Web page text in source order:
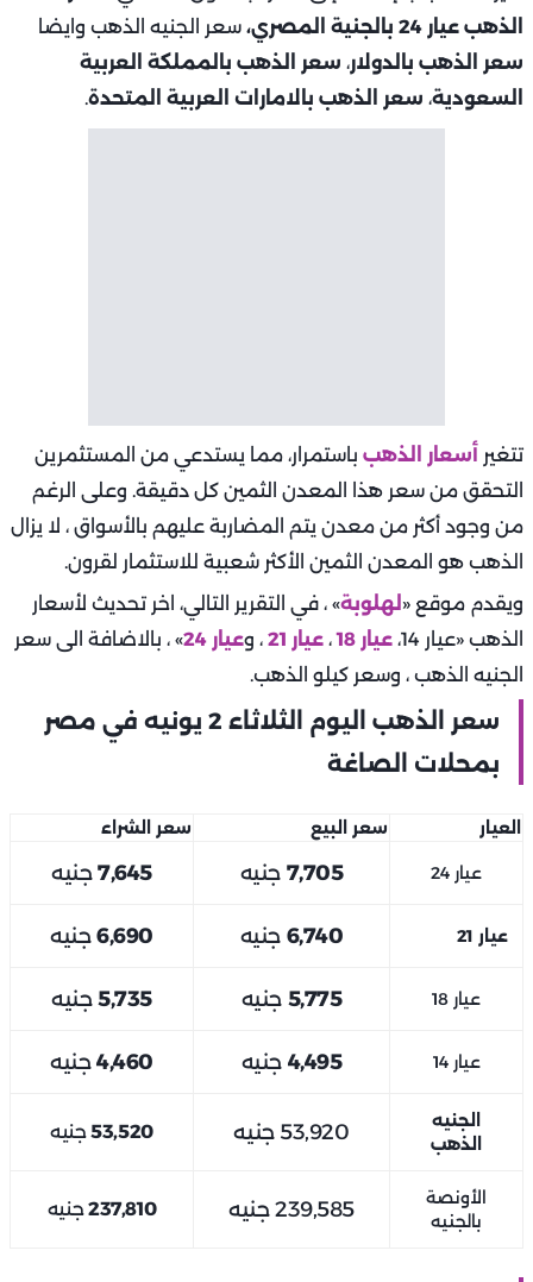
الذهب عيار 24 بالجنية المصري،
سعر الجنيه الذهب وايضا
سعر الذهب بالدولار، سعر الذهب بالمملكة العربية
السعودية، سعر الذهب بالامارات العربية المتحدة.
تتغير أسعار الذهب باستمرار، مما يستدعي من المستثمرين
التحقق من سعر هذا المعدن الثمين كل دقيقة. وعلى الرغم
من وجود أكثر من معدن يتم المضاربة عليهم بالأسواق ، لا يزال
الذهب هو المعدن الثمين الأكثر شعبية للاستثمار لقرون.
ويقدم موقع « لهلوبة» ، في التقرير التالي، اخر تحديث لأسعار
الذهب «عيار 14،
عيار 18 ، عيار 21 ، وعيار 24
» ، بالاضافة الى سعر
الجنيه الذهب ، وسعر كيلو الذهب.
سعر الذهب اليوم الثلاثاء 2 يونيه في مصر
بمحلات الصاغة
العيار سعر البيع سعر الشراء
عيار 24 7,705 جنيه 7,645 جنيه
عيار 21 6,740 جنيه 6,690 جنيه
عيار 18 5,775 جنيه 5,735 جنيه
عيار 14 4,495 جنيه 4,460 جنيه
الجنيه
الذهب
53,920 جنيه 53,520جنيه
الأونصة
بالجنيه
239,585 جنيه 237,810جنيه